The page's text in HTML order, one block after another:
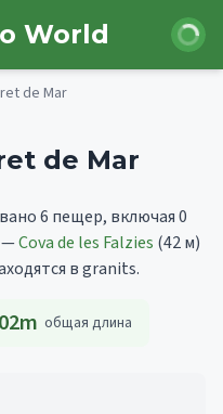
World Войти
de Mar
de Mar
6 пещер, включая 0
—Cova de les Falzies (42 м)
в granits.
общая длина